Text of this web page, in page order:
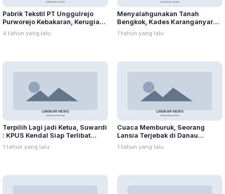
Pabrik Tekstil PT Unggulrejo
Purworejo Kebakaran, Kerugian
Capai Puluhan Juta Rupiah
4 tahun yang lalu
Menyalahgunakan Tanah
Bengkok, Kades Karanganyar
Ditangkap Kejari
1 tahun yang lalu
Terpilih Lagi jadi Ketua, Suwardi
: KPUS Kendal Siap Terlibat
Suplai Telur untuk MBG
1 tahun yang lalu
Cuaca Memburuk, Seorang
Lansia Terjebak di Danau
Rawapening Saat Mencari
Enceng Gondok
1 tahun yang lalu